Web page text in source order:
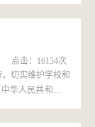
普通高等学校办
点击： 16154次
切实维护学校和
华人民共和国高